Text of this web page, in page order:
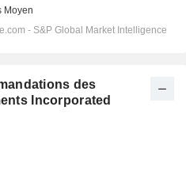
des
Incorporated